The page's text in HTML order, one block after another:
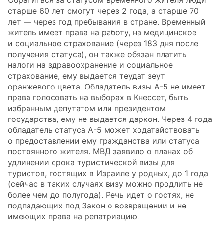
старше 60 лет смогут через 2 года, а старше 70
лет — через год пребывания в стране. Временный
житель имеет права на работу, на медицинское
и социальное страхование (через 183 дня после
получения статуса), он также обязан платить
налоги на здравоохранение и социальное
страхование, ему выдается теудат зеут
оранжевого цвета. Обладатель визы А-5 не имеет
права голосовать на выборах в Кнессет, быть
избранным депутатом или президентом
государства, ему не выдается даркон. Через 4 года
обладатель статуса А-5 может ходатайствовать
о предоставлении ему гражданства или статуса
постоянного жителя. МВД заявило о планах об
удлинении срока туристической визы для
туристов, гостящих в Израиле у родных, до 1 года
(сейчас в таких случаях визу можно продлить не
более чем до полугода). Речь идет о гостях, не
подпадающих под Закон о возвращении и не
имеющих права на репатриацию.